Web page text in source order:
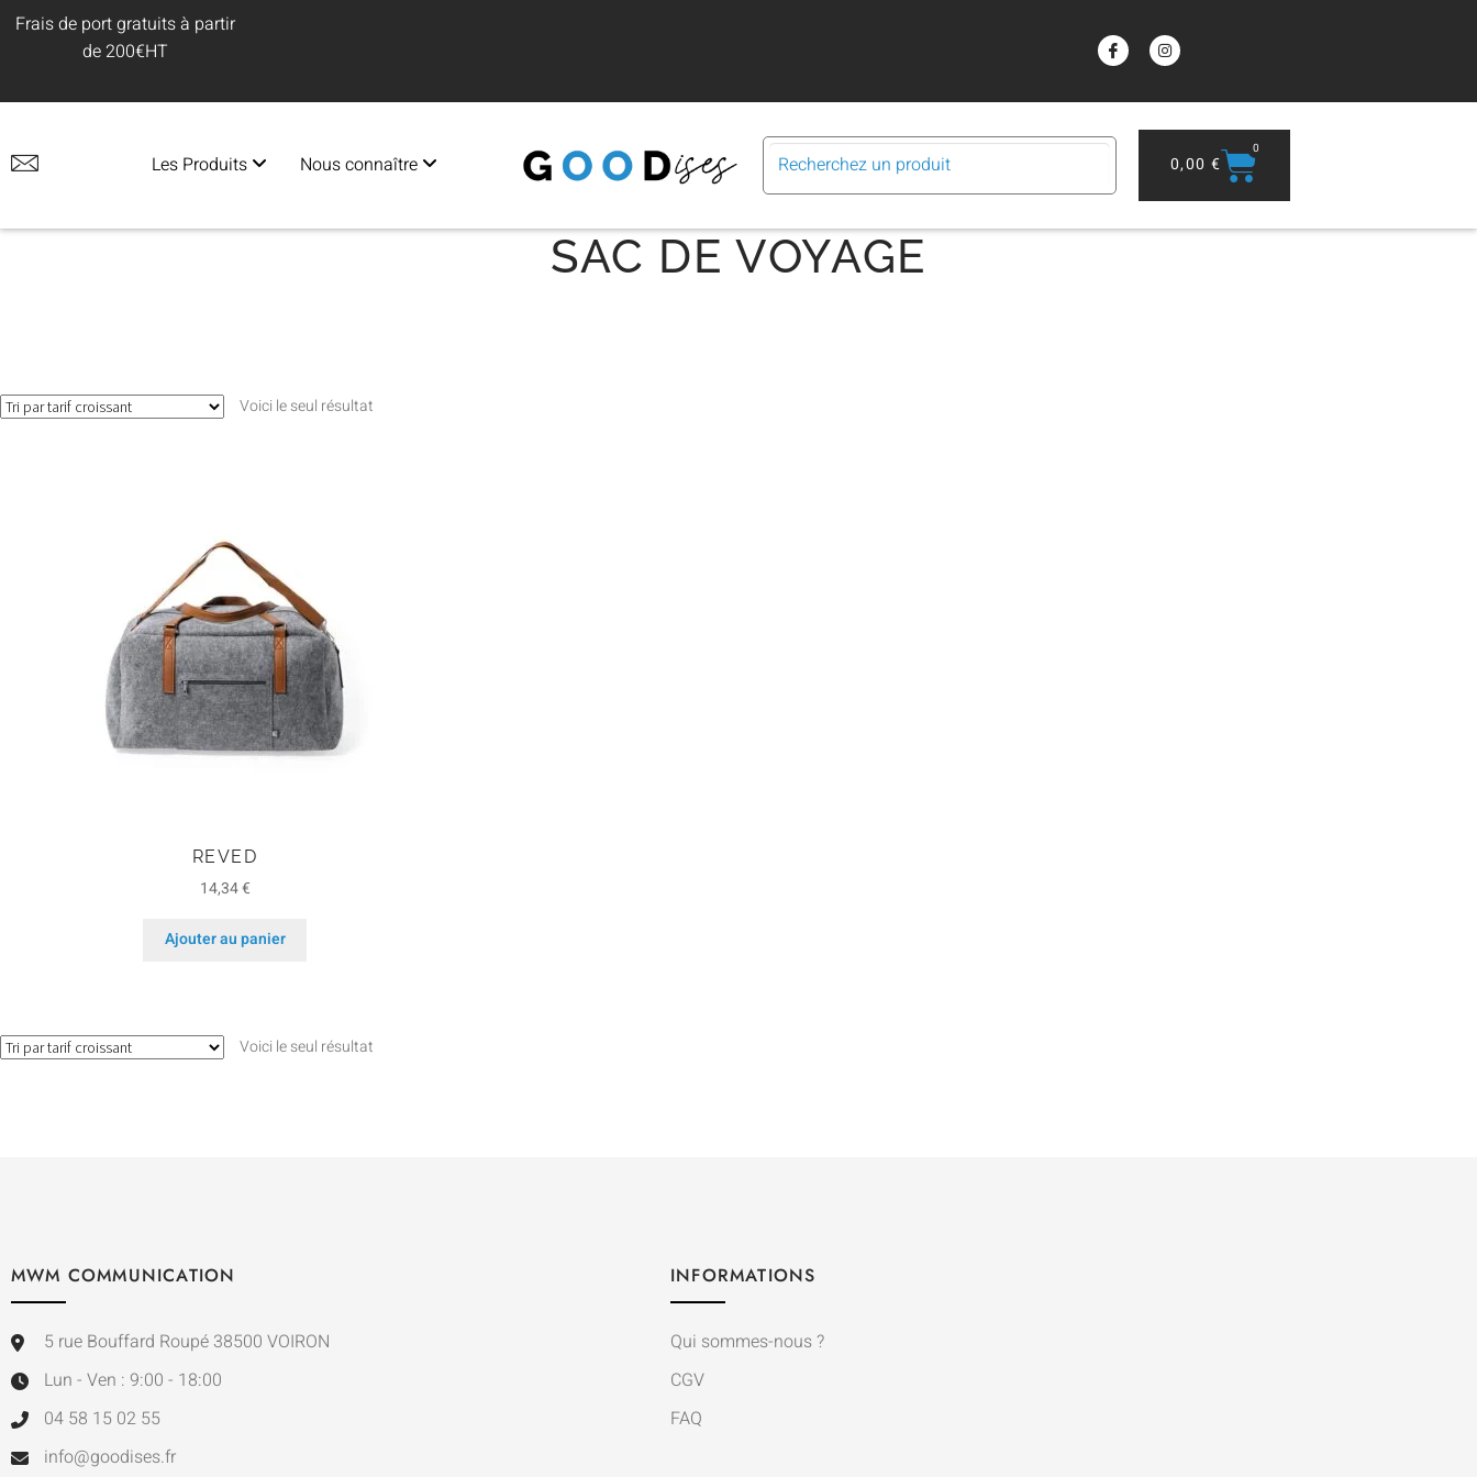
Frais de port gratuits à partir
de 200€HT
Les Produits Nous connaître 0,00 €
0
SAC DE VOYAGE
Voici le seul résultat
REVED
14,34€
Ajouter au panier
Voici le seul résultat
MWM COMMUNICATION
5 rue Bouffard Roupé 38500 VOIRON
Lun - Ven : 9:00 - 18:00
04 58 15 02 55
info@goodises.fr
INFORMATIONS
Qui sommes-nous ?
CGV
FAQ